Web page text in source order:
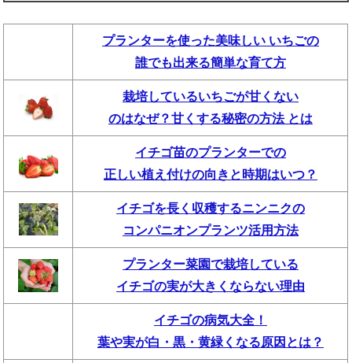
プランターを使った美味しい いちごの
誰でも出来る簡単な育て方
栽培しているいちごが甘くない
のはなぜ？甘くする秘密の方法 とは
イチゴ苗のプランターでの
正しい植え付けの向きと時期はいつ？
イチゴを長く収穫するニンニクの
コンパニオンプランツ活用方法
プランター菜園で栽培している
イチゴの実が大きくならない理由
イチゴの病気大全！
葉や実が白・黒・黄緑くなる原因とは？